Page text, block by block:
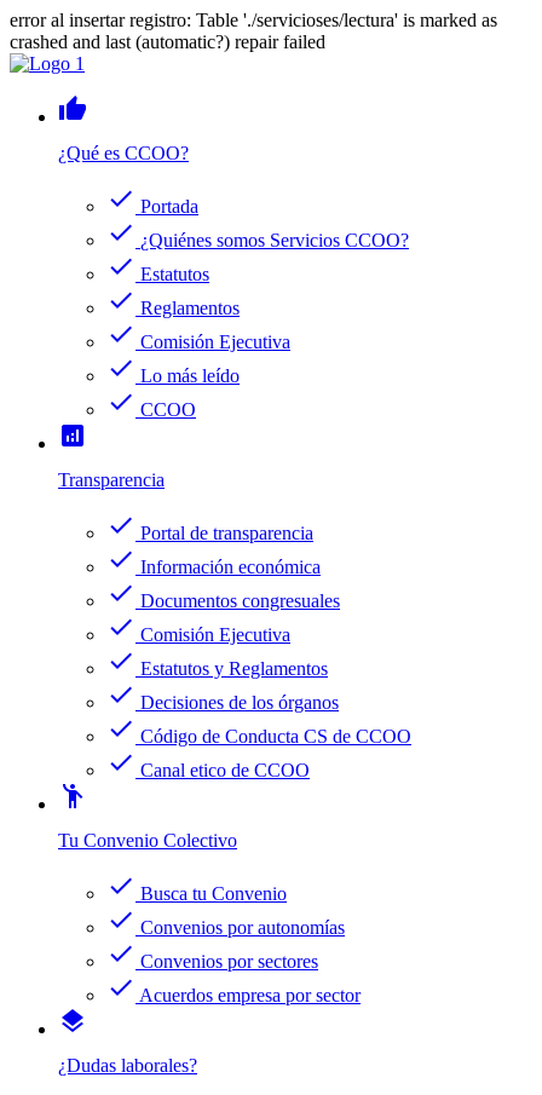
error al insertar registro: Table './servicioses/lectura' is marked as
crashed and last (automatic?) repair failed
thumb_up
¿Qué es CCOO?
check Portada
check ¿Quiénes somos Servicios CCOO?
check Estatutos
check Reglamentos
check Comisión Ejecutiva
check Lo más leído
check CCOO
analytics
Transparencia
check Portal de transparencia
check Información económica
check Documentos congresuales
check Comisión Ejecutiva
check Estatutos y Reglamentos
check Decisiones de los órganos
check Código de Conducta CS de CCOO
check Canal etico de CCOO
emoji_people
Tu Convenio Colectivo
check Busca tu Convenio
check Convenios por autonomías
check Convenios por sectores
check Acuerdos empresa por sector
layers
¿Dudas laborales?